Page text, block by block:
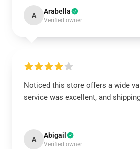
A Arabella
Verified owner
Noticed this store offers a wide
service was excellent, and
A Abigail
Verified owner